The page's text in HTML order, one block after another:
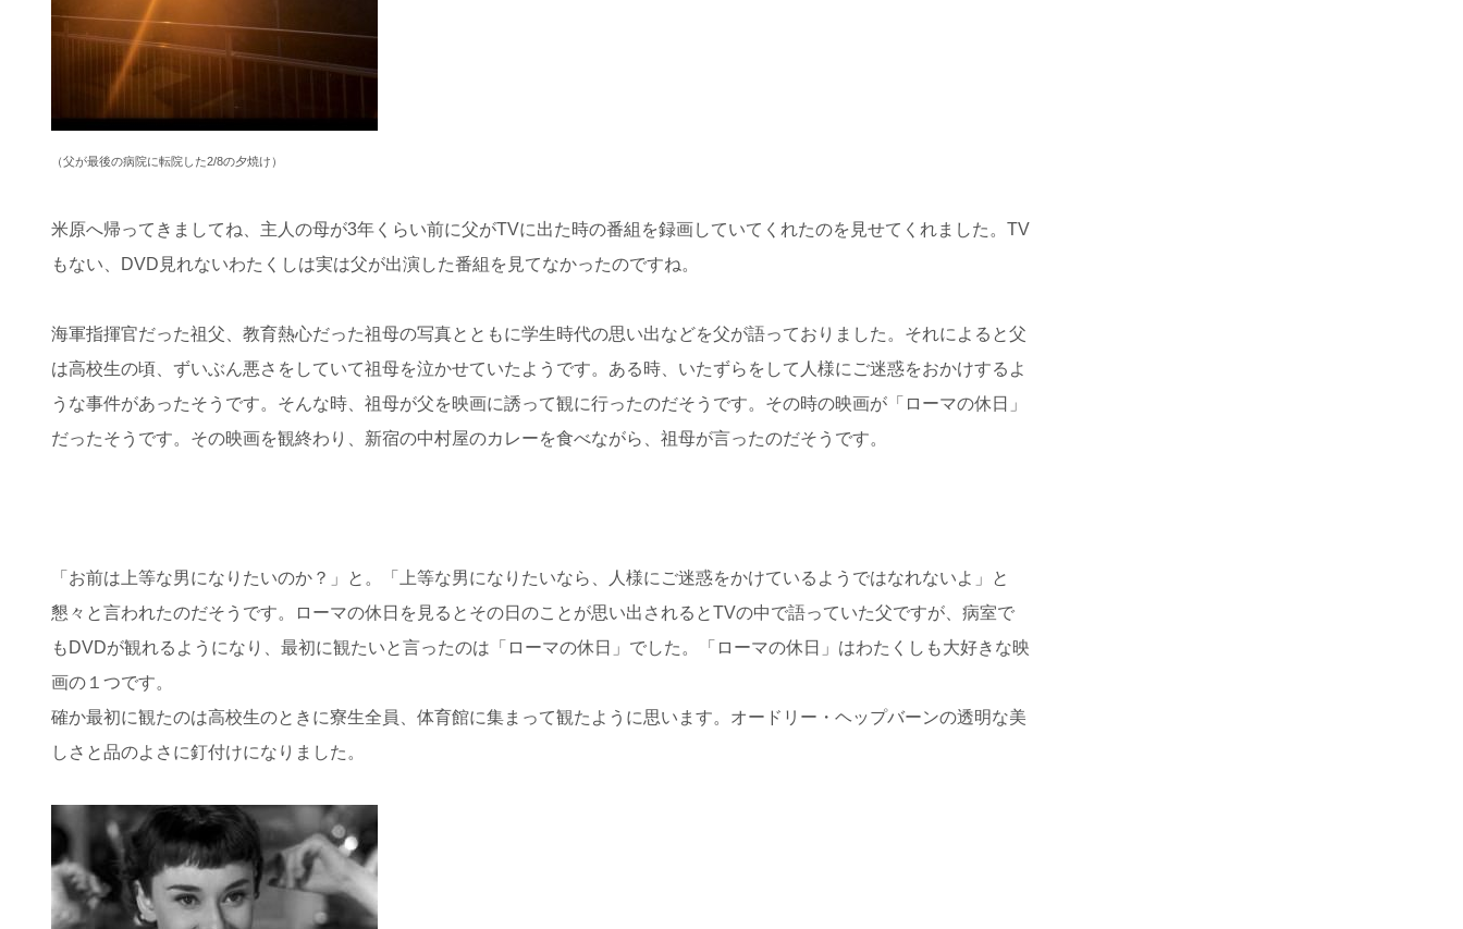
（父が最後の病院に転院した2/8の夕焼け）
米原へ帰ってきましてね、主人の母が3年くらい前に父がTVに出た時の番組を録画していてくれたのを見せてくれました。TV
もない、DVD見れないわたくしは実は父が出演した番組を見てなかったのですね。
海軍指揮官だった祖父、教育熱心だった祖母の写真とともに学生時代の思い出などを父が語っておりました。それによると父
は高校生の頃、ずいぶん悪さをしていて祖母を泣かせていたようです。ある時、いたずらをして人様にご迷惑をおかけするよ
うな事件があったそうです。そんな時、祖母が父を映画に誘って観に行ったのだそうです。その時の映画が「ローマの休日」
だったそうです。その映画を観終わり、新宿の中村屋のカレーを食べながら、祖母が言ったのだそうです。
「お前は上等な男になりたいのか？」と。「上等な男になりたいなら、人様にご迷惑をかけているようではなれないよ」と
懇々と言われたのだそうです。ローマの休日を見るとその日のことが思い出されるとTVの中で語っていた父ですが、病室で
もDVDが観れるようになり、最初に観たいと言ったのは「ローマの休日」でした。「ローマの休日」はわたくしも大好きな映
画の１つです。
確か最初に観たのは高校生のときに寮生全員、体育館に集まって観たように思います。オードリー・ヘップバーンの透明な美
しさと品のよさに釘付けになりました。